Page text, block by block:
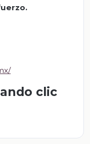
clic